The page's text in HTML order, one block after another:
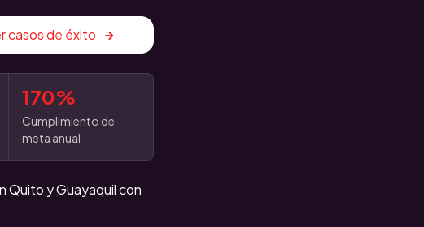
casos de éxito
170%
Cumplimiento de
meta anual
Quito y Guayaquil con